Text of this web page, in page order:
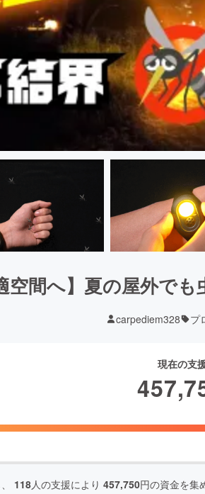
空間へ】夏の屋外で
carpediem328 プ
現在の支
118人の支援により 457,750円の資金を集